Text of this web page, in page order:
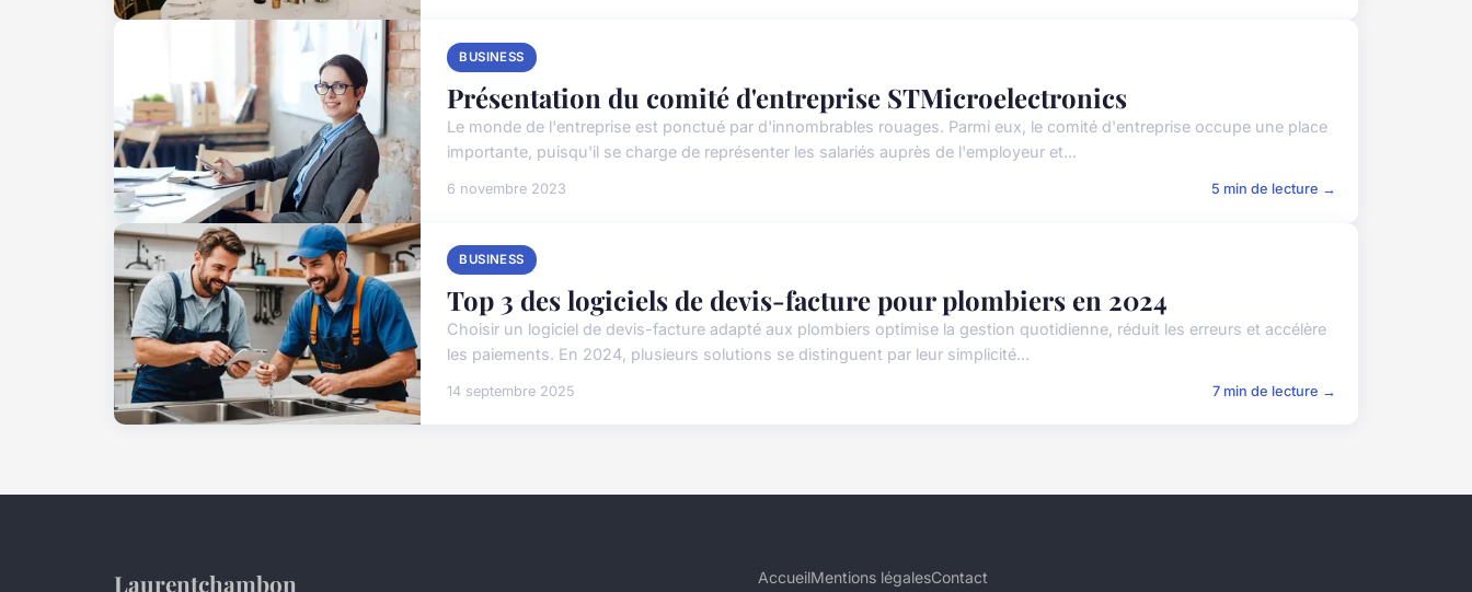
BUSINESS
Présentation du comité d'entreprise STMicroelectronics
Le monde de l'entreprise est ponctué par d'innombrables rouages. Parmi eux, le comité d'entreprise occupe une place
importante, puisqu'il se charge de représenter les salariés auprès de l'employeur et...
6 novembre 2023 5 min de lecture →
BUSINESS
Top 3 des logiciels de devis-facture pour plombiers en 2024
Choisir un logiciel de devis-facture adapté aux plombiers optimise la gestion quotidienne, réduit les erreurs et accélère
les paiements. En 2024, plusieurs solutions se distinguent par leur simplicité...
14 septembre 2025 7 min de lecture →
Laurentchambon AccueilMentions légalesContact